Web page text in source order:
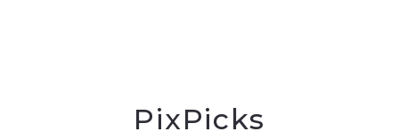
PixPicks